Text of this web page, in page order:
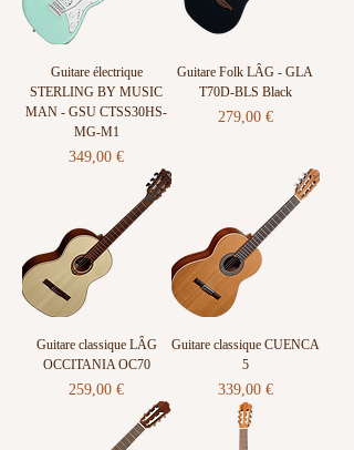
Guitare électrique
STERLING BY MUSIC
MAN - GSU CTSS30HS-
MG-M1
Prix
349,00 €
Guitare Folk LÂG - GLA
T70D-BLS Black
Prix
279,00 €
Guitare classique LÂG
OCCITANIA OC70
Prix
259,00 €
Guitare classique CUENCA
5
Prix
339,00 €